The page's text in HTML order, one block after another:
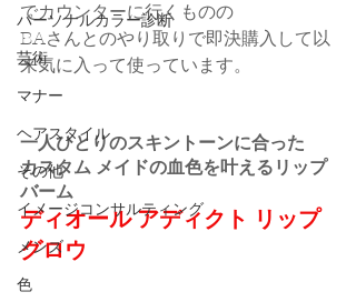
パーソナルカラー診断
芸術
マナー
ヘアスタイル
その他
イメージコンサルティング
メンズ
色
でカウンターに行くものの
BAさんとのやり取りで即決購入して以
来気に入って使っています。
一人ひとりのスキントーンに合った
カスタム メイドの血色を叶えるリップ
バーム
ディオール アディクト リップ
グロウ